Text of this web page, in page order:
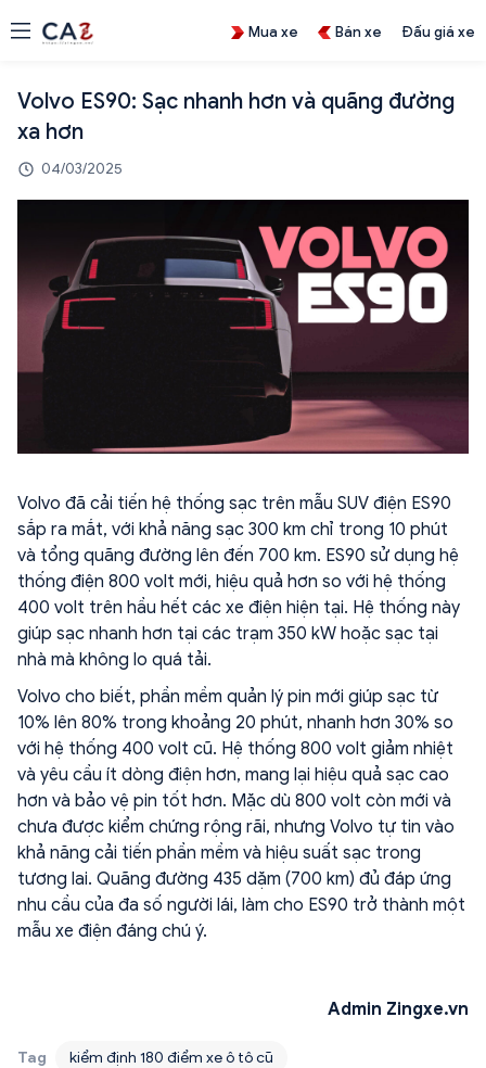
Mua xe Bán xe Đấu giá xe
Volvo ES90: Sạc nhanh hơn và quãng đường
xa hơn
04/03/2025
Volvo đã cải tiến hệ thống sạc trên mẫu SUV điện ES90
sắp ra mắt, với khả năng sạc 300 km chỉ trong 10 phút
và tổng quãng đường lên đến 700 km. ES90 sử dụng hệ
thống điện 800 volt mới, hiệu quả hơn so với hệ thống
400 volt trên hầu hết các xe điện hiện tại. Hệ thống này
giúp sạc nhanh hơn tại các trạm 350 kW hoặc sạc tại
nhà mà không lo quá tải.
Volvo cho biết, phần mềm quản lý pin mới giúp sạc từ
10% lên 80% trong khoảng 20 phút, nhanh hơn 30% so
với hệ thống 400 volt cũ. Hệ thống 800 volt giảm nhiệt
và yêu cầu ít dòng điện hơn, mang lại hiệu quả sạc cao
hơn và bảo vệ pin tốt hơn. Mặc dù 800 volt còn mới và
chưa được kiểm chứng rộng rãi, nhưng Volvo tự tin vào
khả năng cải tiến phần mềm và hiệu suất sạc trong
tương lai. Quãng đường 435 dặm (700 km) đủ đáp ứng
nhu cầu của đa số người lái, làm cho ES90 trở thành một
mẫu xe điện đáng chú ý.
Admin Zingxe.vn
Tag kiểm định 180 điểm xe ô tô cũ